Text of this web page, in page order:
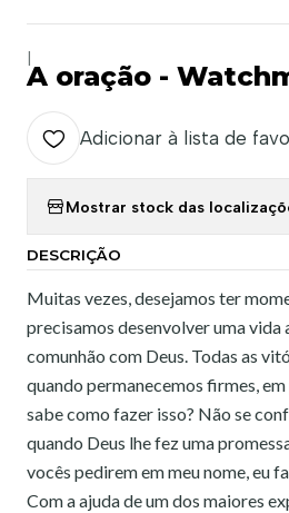
A oração -
Adicionar à lista de
Mostrar stock das
DESCRIÇÃO
Muitas vezes, desejamos ter
precisamos desenvolver uma vida
comunhão com Deus. Todas as
quando permanecemos firmes,
sabe como fazer isso? Não se
quando Deus lhe fez uma
vocês pedirem em meu nome, eu
Com a ajuda de um dos maiores